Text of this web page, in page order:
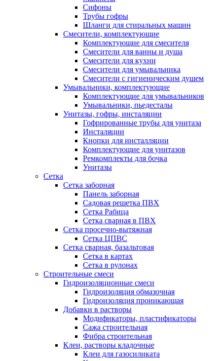
Сифоны
Трубы гофры
Шланги для стиральных машин
Смесители, комплектующие
Комплектующие для смесителя
Смесители для ванны и душа
Смесители для кухни
Смесители для умывальника
Смесители с гигиеническим душем
Умывальники, комплектующие
Комплектующие для умывальников
Умывальники, пьедесталы
Унитазы, гофры, инсталяции
Гофрированные трубы для унитаза
Инсталяции
Кнопки для инсталляции
Комплектующие для унитазов
Ремкомплекты для бочка
Унитазы
Сетка
Сетка заборная
Панель заборная
Садовая решетка ПВХ
Сетка Рабица
Сетка сварная в ПВХ
Сетка просечно-вытяжная
Сетка ЦПВС
Сетка сварная, базальтовая
Сетка в картах
Сетка в рулонах
Строительные смеси
Гидроизоляционные смеси
Гидроизоляция обмазочная
Гидроизоляция проникающая
Добавки в растворы
Модификаторы, пластификаторы
Сажа строительная
Фибра строительная
Клеи, растворы кладочные
Клеи для газосиликата